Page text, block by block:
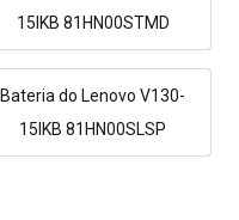
15IKB 81HN00STMD
Bateria do Lenovo V130-
15IKB 81HN00SLSP